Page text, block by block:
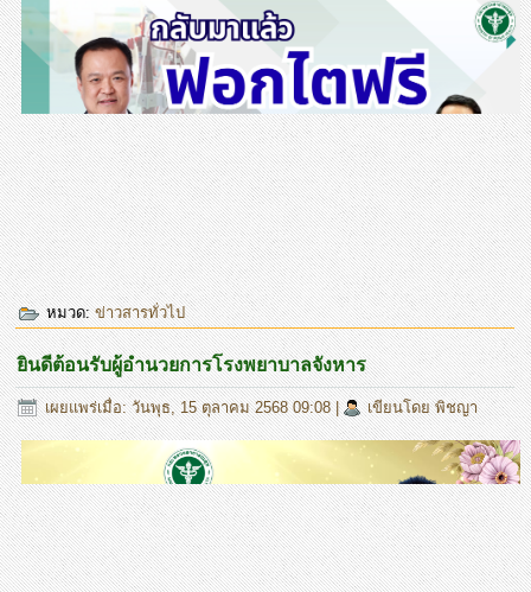
หมวด:ข่าวสารทั่วไป
ยินดีต้อนรับผู้อำนวยการโรงพยาบาลจังหาร
เผยแพร่เมื่อ: วันพุธ, 15 ตุลาคม 2568 09:08| เขียนโดย พิชญา